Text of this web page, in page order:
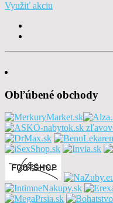
Využiť akciu
Obľúbené obchody